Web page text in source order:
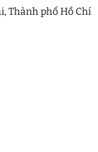
(77)
Thành phố Hồ Chí